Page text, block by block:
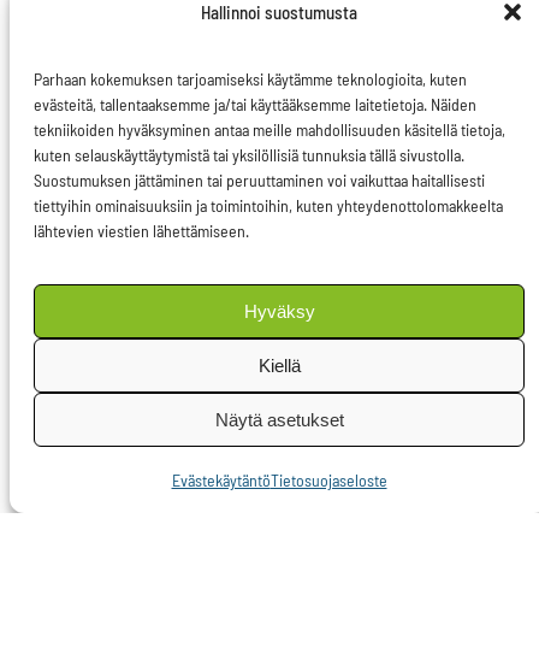
Hallinnoi suostumusta
Parhaan kokemuksen tarjoamiseksi käytämme teknologioita, kuten
evästeitä, tallentaaksemme ja/tai käyttääksemme laitetietoja. Näiden
tekniikoiden hyväksyminen antaa meille mahdollisuuden käsitellä tietoja,
kuten selauskäyttäytymistä tai yksilöllisiä tunnuksia tällä sivustolla.
Suostumuksen jättäminen tai peruuttaminen voi vaikuttaa haitallisesti
tiettyihin ominaisuuksiin ja toimintoihin, kuten yhteydenottolomakkeelta
lähtevien viestien lähettämiseen.
Hyväksy
Kiellä
Näytä asetukset
EvästekäytäntöTietosuojaseloste
jäljitetty riittävän
nopeasti ja näin
vedetty pois
markkinoilta. Tänä
keväänä järjestelmä
ripeämmin
hevosenlihan kohdalla.
Järjestelmä kaipaa
kuitenkin jatkuvaa
kehittämistä –
kehittyväthän tauditkin.